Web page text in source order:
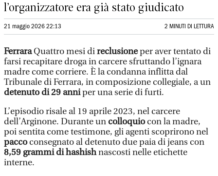
l’organizzatore era già stato giudicato
21 maggio 2026 22:13 2 MINUTI DI LETTURA
FerraraQuattro mesi direclusioneper aver tentato di
farsi recapitare droga in carcere sfruttando l’ignara
madre come corriere. È la condanna inflitta dal
Tribunale di Ferrara, in composizione collegiale, a un
detenuto di 29 anniper una serie di furti.
L’episodio risale al 19 aprile 2023, nel carcere
dell’Arginone. Durante un colloquiocon la madre,
poi sentita come testimone, gli agenti scoprirono nel
paccoconsegnato al detenuto due paia di jeans con
8,59 grammi di hashishnascosti nelle etichette
interne.